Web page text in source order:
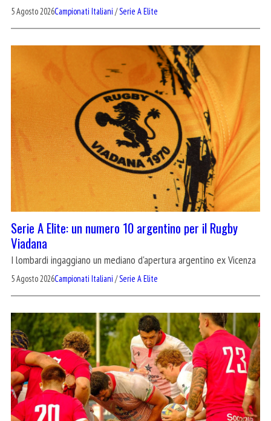
5 Agosto 2026Campionati Italiani /Serie A Elite
Serie A Elite: un numero 10 argentino per il Rugby
Viadana
I lombardi ingaggiano un mediano d'apertura argentino ex Vicenza
5 Agosto 2026Campionati Italiani /Serie A Elite